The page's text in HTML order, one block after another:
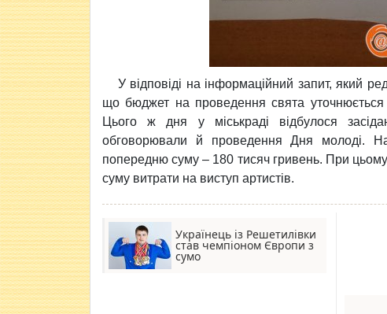
У відповіді на інформаційний запит, який
що бюджет на проведення свята уточнюється
Цього ж дня у міськраді відбулося
обговорювали й проведення Дня молоді.
попередню суму – 180 тисяч гривень. При
суму витрати на виступ артистів.
Українець із Решетилівки
став чемпіоном Європи з
сумо